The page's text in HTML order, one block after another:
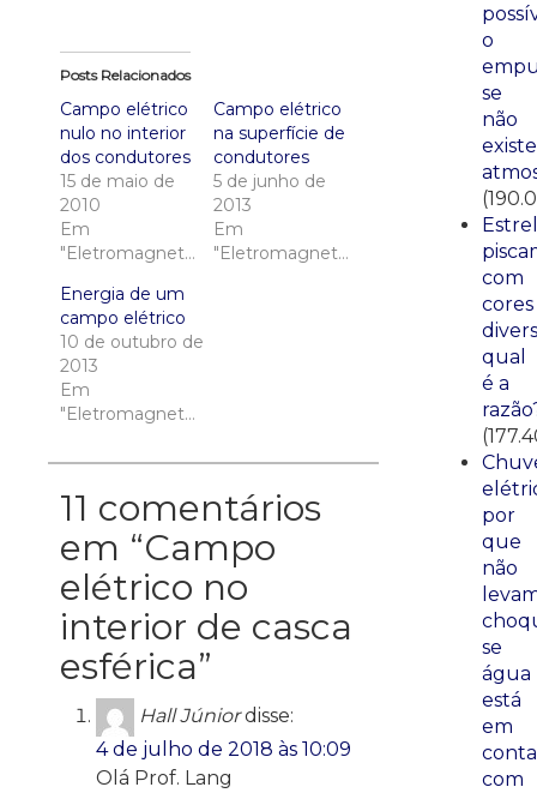
Posts Relacionados
Campo elétrico
nulo no interior
dos condutores
15 de maio de
2010
Em
"Eletromagnetismo"
Campo elétrico
na superfície de
condutores
5 de junho de
2013
Em
"Eletromagnetismo"
Energia de um
campo elétrico
10 de outubro de
2013
Em
"Eletromagnetismo"
11 comentários
em “Campo
elétrico no
interior de casca
esférica”
Hall Júnior disse:
4 de julho de 2018 às 10:09
Olá Prof. Lang
o
se
não
existe
com
cores
qual
é a
por
que
não
se
água
está
em
com